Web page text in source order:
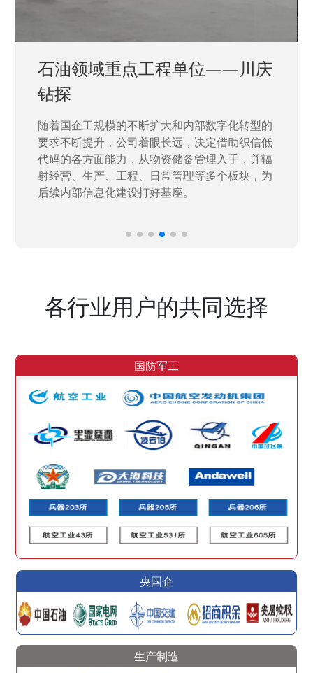
石油领域重点工程单位——川庆
钻探
随着国企工规模的不断扩大和内部数字化转型的
要求不断提升，公司着眼长远，决定借助织信低
代码的各方面能力，从物资储备管理入手，并辐
射经营、生产、工程、日常管理等多个板块，为
后续内部信息化建设打好基座。
各行业用户的共同选择
国防军工
央国企
生产制造